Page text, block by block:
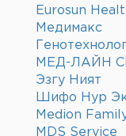
Eurosun
Медимакс
МЕД-ЛАЙН
Эзгу Ният
Шифо Нур
Medion
MDS Service